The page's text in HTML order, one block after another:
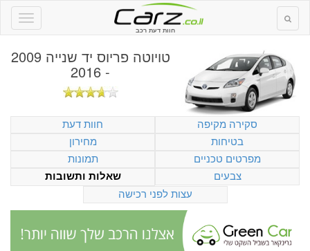
חוות דעת רכב
טויוטה פריוס יד שנייה 2009
- 2016
סקירה מקיפה
חוות דעת
בטיחות
מחירון
מפרטים טכניים
תמונות
צבעים
שאלות ותשובות
עצות לפני רכישה